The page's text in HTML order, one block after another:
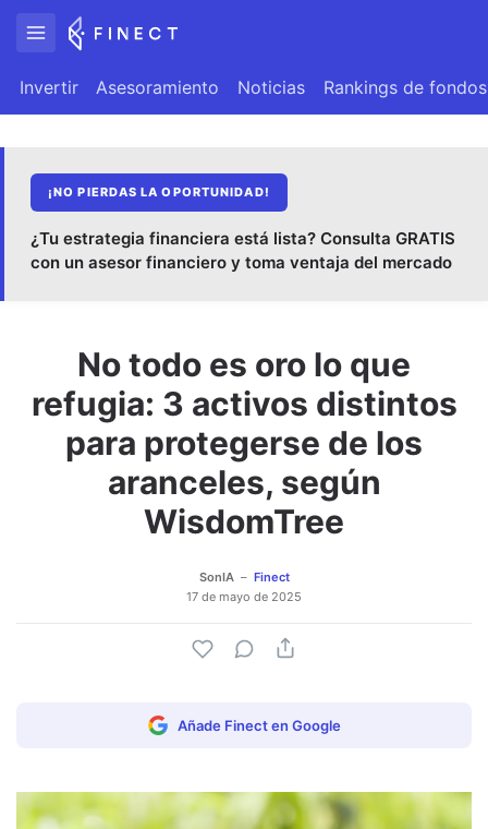
Invertir Asesoramiento Noticias Rankings de fondos
¡NO PIERDAS LA OPORTUNIDAD!
¿Tu estrategia financiera está lista? Consulta GRATIS
con un asesor financiero y toma ventaja del mercado
No todo es oro lo que
refugia: 3 activos distintos
para protegerse de los
aranceles, según
WisdomTree
SonIA
Finect
17 de mayo de 2025
Añade Finect en Google